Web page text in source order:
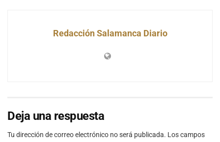
Redacción Salamanca Diario
Deja una respuesta
Tu dirección de correo electrónico no será publicada. Los campos